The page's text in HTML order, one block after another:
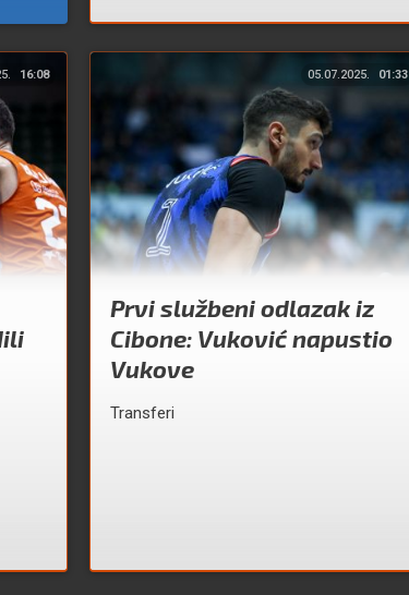
16:08 05.07.2025. 01:33
Prvi službeni odlazak iz
Cibone: Vuković napustio
Vukove
Transferi